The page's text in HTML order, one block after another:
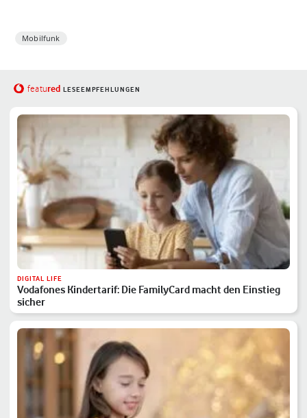
Mobilfunk
featured LESEEMPFEHLUNGEN
DIGITAL LIFE
Vodafones Kindertarif: Die FamilyCard macht den Einstieg
sicher